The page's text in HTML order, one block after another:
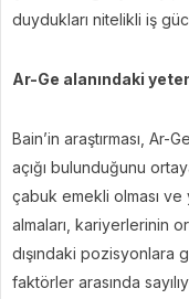
duydukları nitelikli iş
Ar-Ge alanındaki
Bain’in araştırması,
açığı bulunduğunu
çabuk emekli olması ve
almaları, kariyerlerinin
dışındaki pozisyonlara
faktörler arasında